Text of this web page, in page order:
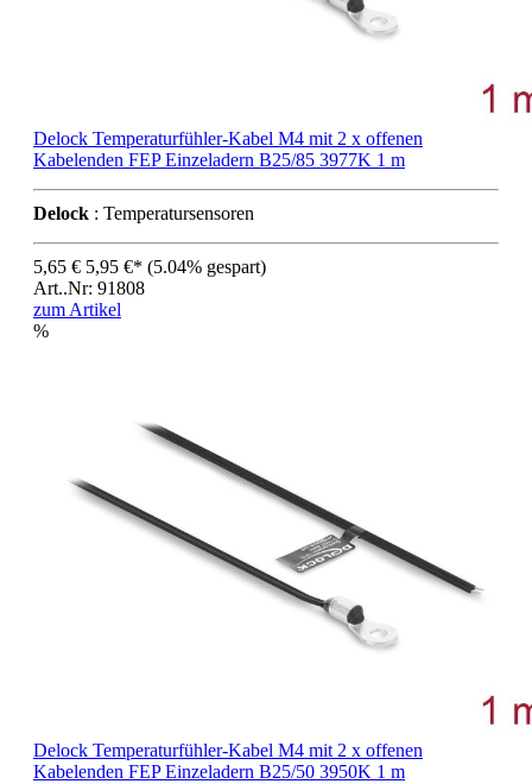
Delock Temperaturfühler-Kabel M4 mit 2 x offenen
Kabelenden FEP Einzeladern B25/85 3977K 1 m
Delock : Temperatursensoren
5,65 € 5,95 €* (5.04% gespart)
Art..Nr: 91808
zum Artikel
%
Delock Temperaturfühler-Kabel M4 mit 2 x offenen
Kabelenden FEP Einzeladern B25/50 3950K 1 m